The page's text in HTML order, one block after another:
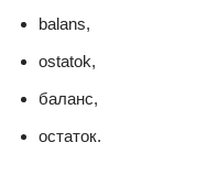
balans,
ostatok,
баланс,
остаток.